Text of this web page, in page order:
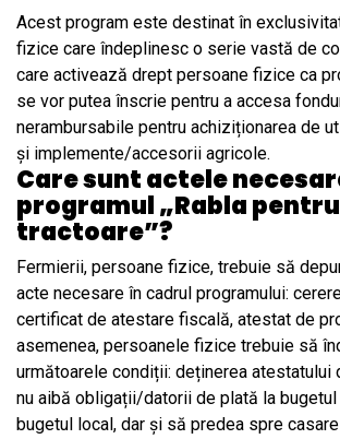
Acest program este destinat în
fizice care îndeplinesc o serie vastă de
care activează drept persoane fizice ca
se vor putea înscrie pentru a accesa
nerambursabile pentru achiziționarea de
și implemente/accesorii agricole.
Care sunt actele
programul „Rabla pentru
tractoare”?
Fermierii, persoane fizice, trebuie să
acte necesare în cadrul programului:
certificat de atestare fiscală, atestat de
asemenea, persoanele fizice trebuie să
următoarele condiții: deținerea atestatului
nu aibă obligații/datorii de plată la
bugetul local, dar și să predea spre